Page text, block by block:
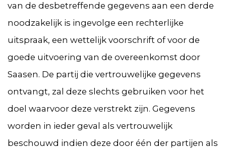
van de desbetreffende gegevens aan een derde
noodzakelijk is ingevolge een rechterlijke
uitspraak, een wettelijk voorschrift of voor de
goede uitvoering van de overeenkomst door
Saasen. De partij die vertrouwelijke gegevens
ontvangt, zal deze slechts gebruiken voor het
doel waarvoor deze verstrekt zijn. Gegevens
worden in ieder geval als vertrouwelijk
beschouwd indien deze door één der partijen als